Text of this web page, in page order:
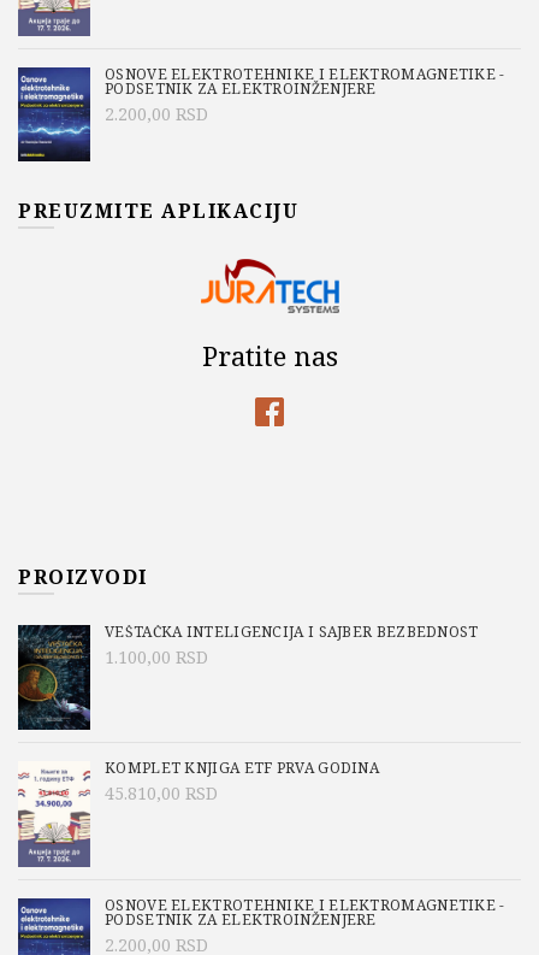
OSNOVE ELEKTROTEHNIKE I ELEKTROMAGNETIKE -
PODSETNIK ZA ELEKTROINŽENJERE
2.200,00 RSD
PREUZMITE APLIKACIJU
Pratite nas
PROIZVODI
VEŠTAČKA INTELIGENCIJA I SAJBER BEZBEDNOST
1.100,00 RSD
KOMPLET KNJIGA ETF PRVA GODINA
45.810,00 RSD
OSNOVE ELEKTROTEHNIKE I ELEKTROMAGNETIKE -
PODSETNIK ZA ELEKTROINŽENJERE
2.200,00 RSD